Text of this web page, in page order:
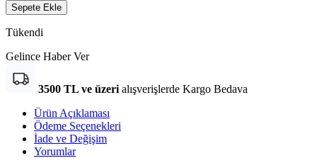
Sepete Ekle
Tükendi
Gelince Haber Ver
3500 TL ve üzeri alışverişlerde Kargo Bedava
Ürün Açıklaması
Ödeme Seçenekleri
İade ve Değişim
Yorumlar